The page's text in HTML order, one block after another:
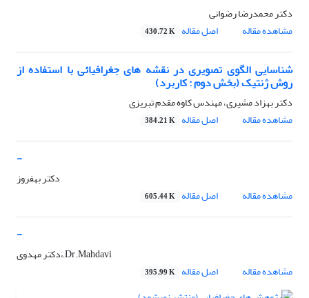
دکتر محمدرضا رضوانی
مشاهده مقاله
اصل مقاله 430.72 K
شناسایی الگوی تصویری در نقشه های جغرافیائی با استفاده از
روش ژنتیک (بخش دوم : کاربرد)
دکتر بهزاد مشیری، مهندس کاوه مقدم تبریزی
مشاهده مقاله
اصل مقاله 384.21 K
-
دکتر بهفروز
مشاهده مقاله
اصل مقاله 605.44 K
-
دکتر مهدوی، ِِDr.Mahdavi
مشاهده مقاله
اصل مقاله 395.99 K